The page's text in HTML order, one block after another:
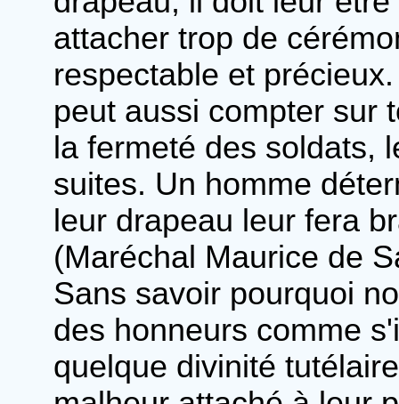
attacher trop de
respectable et
peut aussi compter sur
la fermeté des soldats,
suites. Un homme
leur drapeau leur fera
(Maréchal Maurice de
Sans savoir pourquoi
des honneurs comme
quelque divinité